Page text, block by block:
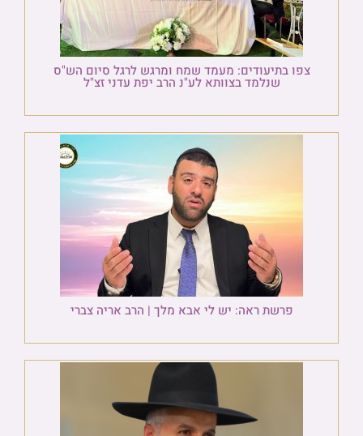
צפו בתיעודים: מעמד שמח ומרגש לרגל סיום הש"ס
שנלמד בצוותא לע"נ הרב יפת עדני זצ"ל
פרשת ראה: יש לי אבא מלך | הרב אריה צברי